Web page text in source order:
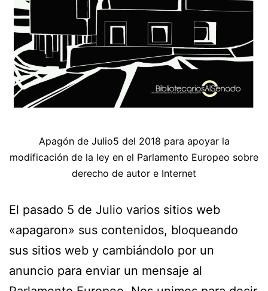
Apagón de Julio5 del 2018 para apoyar la
modificación de la ley en el Parlamento Europeo sobre
derecho de autor e Internet
El pasado 5 de Julio varios sitios web
«apagaron» sus contenidos, bloqueando
sus sitios web y cambiándolo por un
anuncio para enviar un mensaje al